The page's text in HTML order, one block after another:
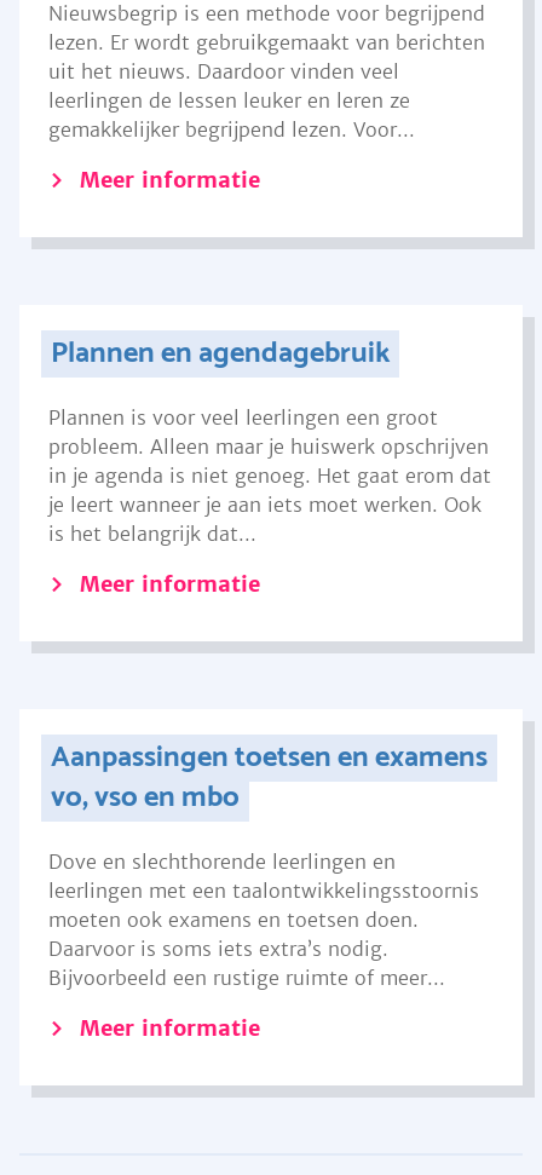
Nieuwsbegrip is een methode voor begrijpend
lezen. Er wordt gebruikgemaakt van berichten
uit het nieuws. Daardoor vinden veel
leerlingen de lessen leuker en leren ze
gemakkelijker begrijpend lezen. Voor...
Meer informatie
Plannen en agendagebruik
Plannen is voor veel leerlingen een groot
probleem. Alleen maar je huiswerk opschrijven
in je agenda is niet genoeg. Het gaat erom dat
je leert wanneer je aan iets moet werken. Ook
is het belangrijk dat...
Meer informatie
Aanpassingen toetsen en examens
vo, vso en mbo
Dove en slechthorende leerlingen en
leerlingen met een taalontwikkelingsstoornis
moeten ook examens en toetsen doen.
Daarvoor is soms iets extra’s nodig.
Bijvoorbeeld een rustige ruimte of meer...
Meer informatie